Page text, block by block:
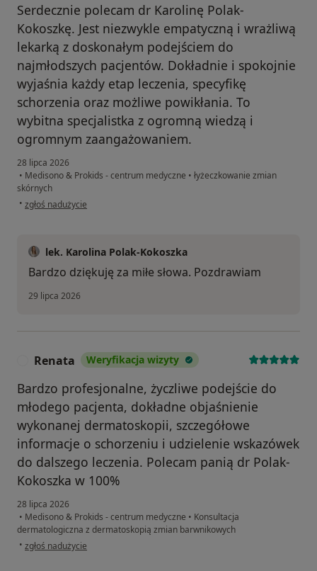
Serdecznie polecam dr Karolinę Polak-
Kokoszkę. Jest niezwykle empatyczną i wrażliwą
lekarką z doskonałym podejściem do
najmłodszych pacjentów. Dokładnie i spokojnie
wyjaśnia każdy etap leczenia, specyfikę
schorzenia oraz możliwe powikłania. To
wybitna specjalistka z ogromną wiedzą i
ogromnym zaangażowaniem.
28 lipca 2026
• Medisono & Prokids - centrum medyczne • łyżeczkowanie zmian
skórnych
• w opinii użytkownika Małgorzata
zgłoś nadużycie
lek. Karolina Polak-Kokoszka
Bardzo dziękuję za miłe słowa. Pozdrawiam
29 lipca 2026
Renata Weryfikacja wizyty
Bardzo profesjonalne, życzliwe podejście do
młodego pacjenta, dokładne objaśnienie
wykonanej dermatoskopii, szczegółowe
informacje o schorzeniu i udzielenie wskazówek
do dalszego leczenia. Polecam panią dr Polak-
Kokoszka w 100%
28 lipca 2026
• Medisono & Prokids - centrum medyczne • Konsultacja
dermatologiczna z dermatoskopią zmian barwnikowych
• w opinii użytkownika Renata
zgłoś nadużycie